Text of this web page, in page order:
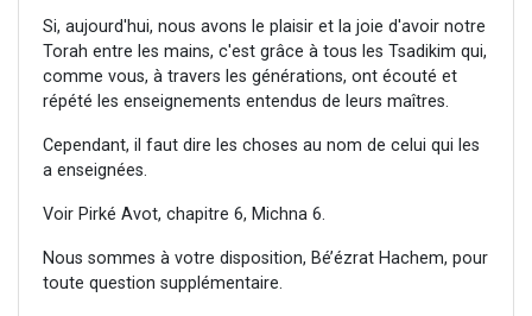
Si, aujourd'hui, nous avons le plaisir et la joie d'avoir notre
Torah entre les mains, c'est grâce à tous les Tsadikim qui,
comme vous, à travers les générations, ont écouté et
répété les enseignements entendus de leurs maîtres.
Cependant, il faut dire les choses au nom de celui qui les
a enseignées.
Voir Pirké Avot, chapitre 6, Michna 6.
Nous sommes à votre disposition, Bé’ézrat Hachem, pour
toute question supplémentaire.